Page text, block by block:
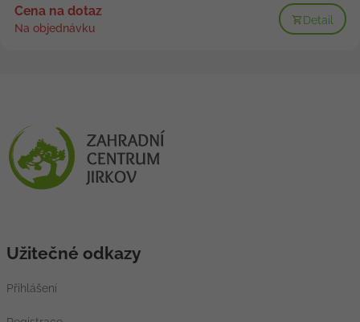
Cena na dotaz
Na objednávku
Detail
Užitečné odkazy
Přihlášení